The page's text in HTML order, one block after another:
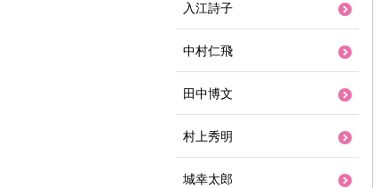
入江詩子
中村仁飛
田中博文
村上秀明
城幸太郎